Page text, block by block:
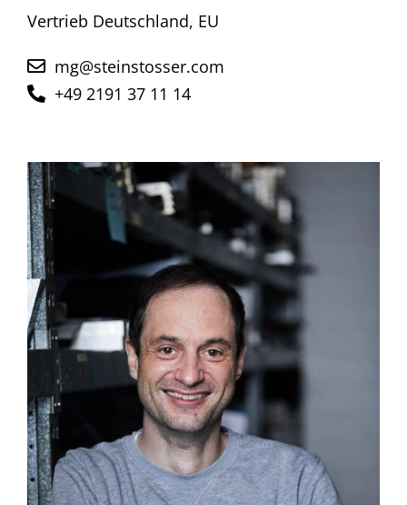
Vertrieb Deutschland, EU
mg@steinstosser.com
+49 2191 37 11 14